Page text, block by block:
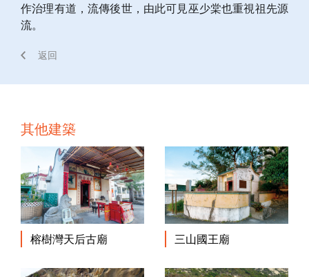
作治理有道，流傳後世，由此可見巫少棠也重視祖先源
流。
返回
其他建築
榕樹灣天后古廟 三山國王廟